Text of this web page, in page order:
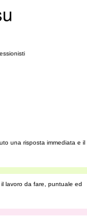
una risposta immediata e il
lavoro da fare, puntuale ed